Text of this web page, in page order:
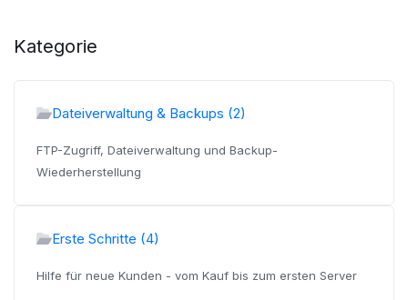
Kategorie
Dateiverwaltung & Backups (2)
FTP-Zugriff, Dateiverwaltung und Backup-
Wiederherstellung
Erste Schritte (4)
Hilfe für neue Kunden - vom Kauf bis zum ersten Server